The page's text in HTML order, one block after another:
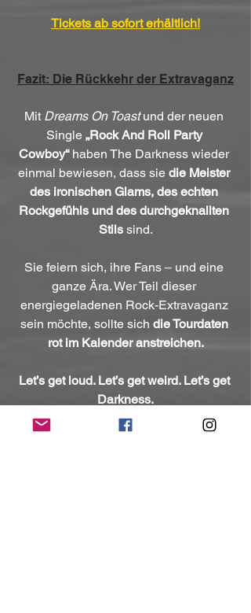
Tickets ab sofort erhältlich!
Fazit: Die Rückkehr der Extravaganz
Mit Dreams On Toast und der neuen
Single „Rock And Roll Party
Cowboy“ haben The Darkness wieder
einmal bewiesen, dass sie die Meister
des ironischen Glams, des echten
Rockgefühls und des durchgeknallten
Stils sind.
Sie feiern sich, ihre Fans – und eine
ganze Ära. Wer Teil dieser
energiegeladenen Rock-Extravaganz
sein möchte, sollte sich die Tourdaten
rot im Kalender anstreichen.
Let’s get loud. Let’s get weird. Let’s get
Darkness.